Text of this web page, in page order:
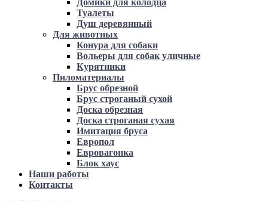
Домики для колодца
Туалеты
Душ деревянный
Для животных
Конура для собаки
Вольеры для собак уличные
Курятники
Пиломатериалы
Брус обрезной
Брус строганый сухой
Доска обрезная
Доска строганая сухая
Имитация бруса
Европол
Евровагонка
Блок хаус
Наши работы
Контакты